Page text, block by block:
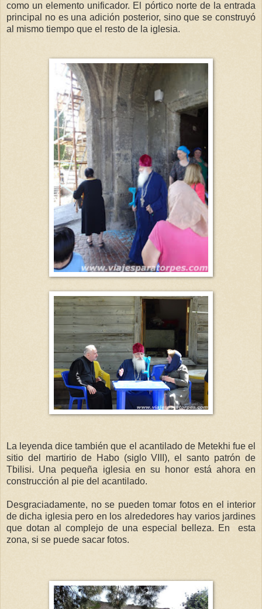
como un elemento unificador. El pórtico norte de la entrada
principal no es una adición posterior, sino que se construyó
al mismo tiempo que el resto de la iglesia.
La leyenda dice también que el acantilado de Metekhi fue el
sitio del martirio de Habo (siglo VIII), el santo patrón de
Tbilisi. Una pequeña iglesia en su honor está ahora en
construcción al pie del acantilado.
Desgraciadamente, no se pueden tomar fotos en el interior
de dicha iglesia pero en los alrededores hay varios jardines
que dotan al complejo de una especial belleza. En esta
zona, si se puede sacar fotos.